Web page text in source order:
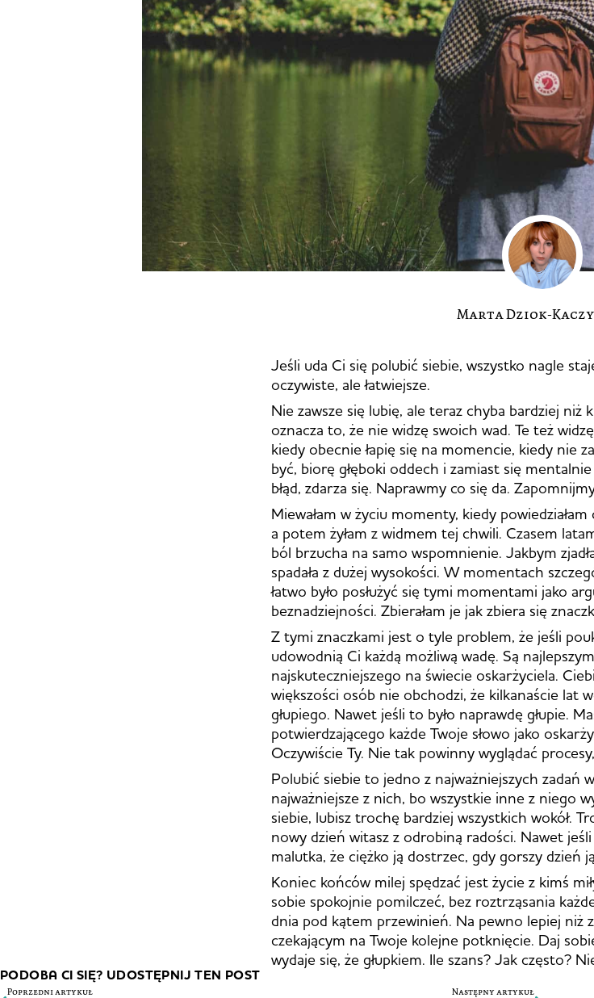
Marta Dziok-
Jeśli uda Ci się polubić siebie, wszystko nagle
oczywiste, ale łatwiejsze.
Nie zawsze się lubię, ale teraz chyba bardziej niż
oznacza to, że nie widzę swoich wad. Te też
kiedy obecnie łapię się na momencie, kiedy nie
być, biorę głęboki oddech i zamiast się
błąd, zdarza się. Naprawmy co się da.
Miewałam w życiu momenty, kiedy powiedziałam
a potem żyłam z widmem tej chwili. Czasem
ból brzucha na samo wspomnienie. Jakbym
spadała z dużej wysokości. W momentach
łatwo było posłużyć się tymi momentami jako
beznadziejności. Zbierałam je jak zbiera się
Z tymi znaczkami jest o tyle problem, że jeśli
udowodnią Ci każdą możliwą wadę. Są
najskuteczniejszego na świecie oskarżyciela.
większości osób nie obchodzi, że kilkanaście lat
głupiego. Nawet jeśli to było naprawdę głupie.
potwierdzającego każde Twoje słowo jako
Oczywiście Ty. Nie tak powinny wyglądać
Polubić siebie to jedno z najważniejszych zadań
najważniejsze z nich, bo wszystkie inne z niego
siebie, lubisz trochę bardziej wszystkich wokół.
nowy dzień witasz z odrobiną radości. Nawet
malutka, że ciężko ją dostrzec, gdy gorszy dzień
Koniec końców milej spędzać jest życie z kimś
sobie spokojnie pomilczeć, bez roztrząsania
dnia pod kątem przewinień. Na pewno lepiej niż
czekającym na Twoje kolejne potknięcie. Daj
wydaje się, że głupkiem. Ile szans? Jak często?
PODOBA CI SIĘ? UDOSTĘPNIJ TEN POST
Poprzedni artykuł Następny artykuł